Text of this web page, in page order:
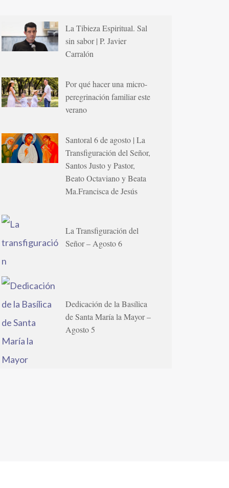
La Tibieza Espiritual. Sal
sin sabor | P. Javier
Carralón
Por qué hacer una micro-
peregrinación familiar este
verano
Santoral 6 de agosto | La
Transfiguración del Señor,
Santos Justo y Pastor,
Beato Octaviano y Beata
Ma.Francisca de Jesús
La Transfiguración del
Señor – Agosto 6
Dedicación de la Basílica
de Santa María la Mayor –
Agosto 5